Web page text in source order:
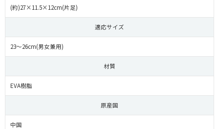
(約)27×11.5×12cm(片足)
適応サイズ
23～26cm(男女兼用)
材質
EVA樹脂
原産国
中国